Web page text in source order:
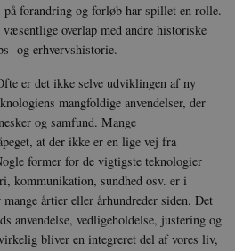
forandring og forløb har spillet en rolle.
overlap med andre historiske
og erhvervshistorie.
er det ikke selve udviklingen af ny
mangfoldige anvendelser, der
og samfund. Mange
at der ikke er en lige vej fra
former for de vigtigste teknologier
kommunikation, sundhed osv. er i
årtier eller århundreder siden. Det
anvendelse, vedligeholdelse, justering og
bliver en integreret del af vores liv,